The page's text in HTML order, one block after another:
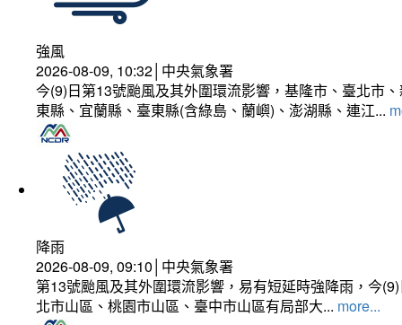
強風
2026-08-09, 10:32│中央氣象署
今(9)日第13號颱風及其外圍環流影響，基隆市、臺北市
東縣、宜蘭縣、臺東縣(含綠島、蘭嶼)、澎湖縣、連江...
降雨
2026-08-09, 09:10│中央氣象署
第13號颱風及其外圍環流影響，易有短延時強降雨，今
北市山區、桃園市山區、臺中市山區有局部大... more...